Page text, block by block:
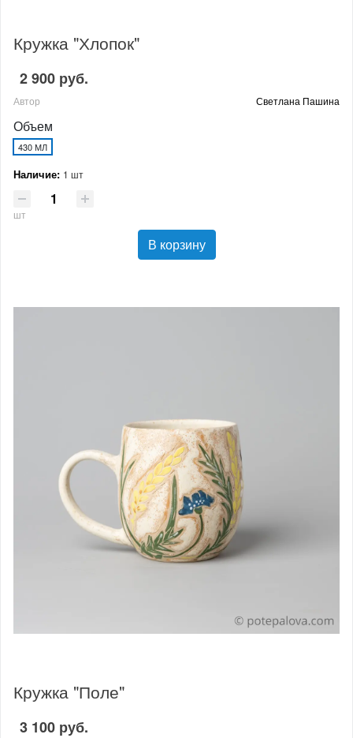
Кружка "Хлопок"
2 900 руб.
Автор Светлана Пашина
Объем
430 МЛ
Наличие: 1 шт
шт
В корзину
Кружка "Поле"
3 100 руб.